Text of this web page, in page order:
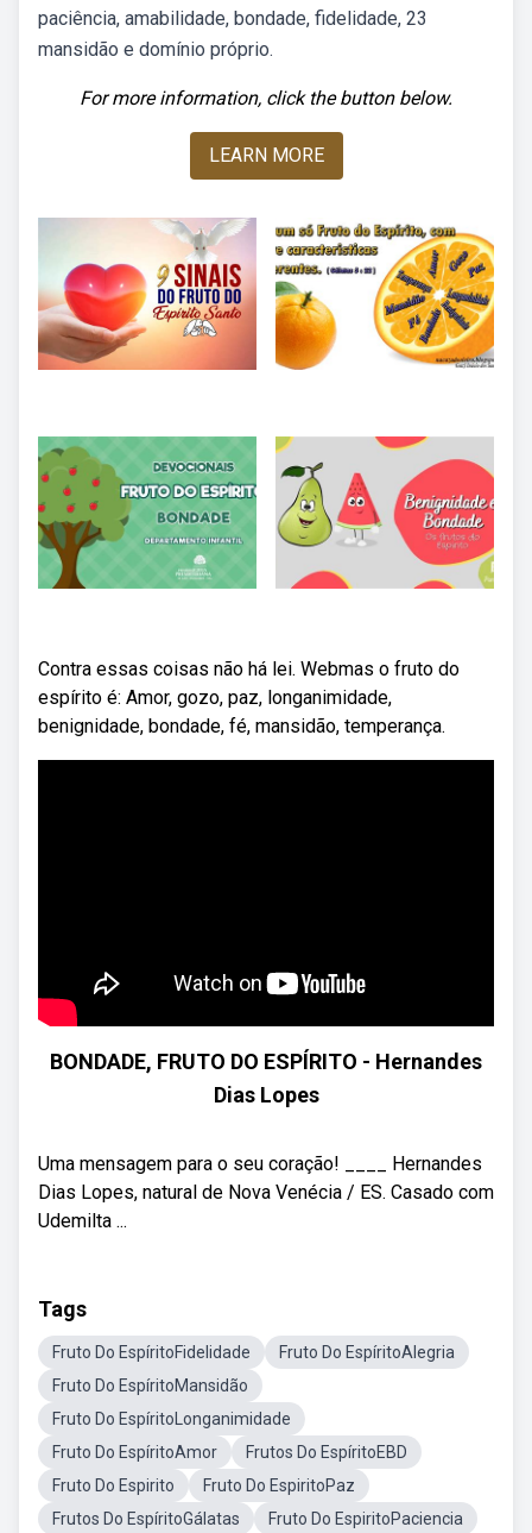
paciência, amabilidade, bondade, fidelidade, 23
mansidão e domínio próprio.
For more information, click the button below.
LEARN MORE
Contra essas coisas não há lei. Webmas o fruto do
espírito é: Amor, gozo, paz, longanimidade,
benignidade, bondade, fé, mansidão, temperança.
BONDADE, FRUTO DO ESPÍRITO - Hernandes
Dias Lopes
Uma mensagem para o seu coração! ____ Hernandes
Dias Lopes, natural de Nova Venécia / ES. Casado com
Udemilta ...
Tags
Fruto Do EspíritoFidelidade
Fruto Do EspíritoAlegria
Fruto Do EspíritoMansidão
Fruto Do EspíritoLonganimidade
Fruto Do EspíritoAmor
Frutos Do EspíritoEBD
Fruto Do Espirito
Fruto Do EspiritoPaz
Frutos Do EspíritoGálatas
Fruto Do EspiritoPaciencia